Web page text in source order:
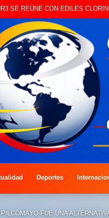
PARA COMPETENCIA DE
Deportes
FUE UNA